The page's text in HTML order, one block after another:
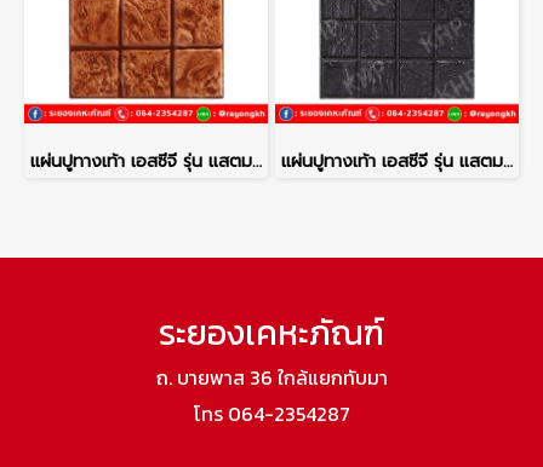
แผ่นปูทางเท้า เอสซีจี รุ่น แสตมป์เพฟ ลายโคโม่ สีส้ม แผ่นปูทางเท้า เอสซีจี รุ่น แสตมป์เพฟ ลายเนเปิ้ล สีดำ
ระยองเคหะภัณฑ์
ถ. บายพาส 36 ใกล้แยกทับมา
โทร 064-2354287